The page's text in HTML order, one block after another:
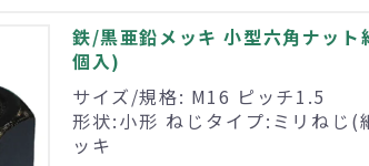
鉄/黒亜鉛メッキ 小型六角ナッ
個入)
サイズ/規格: M16 ピッチ1.5
形状:小形 ねじタイプ:ミリねじ
ッキ